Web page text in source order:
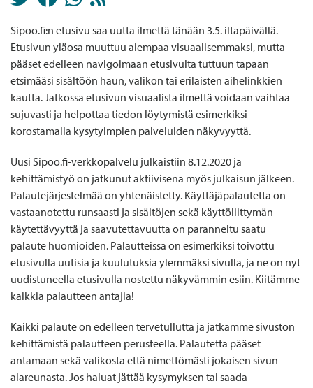
Sipoo.fi:n etusivu saa uutta ilmettä tänään 3.5. iltapäivällä.
Etusivun yläosa muuttuu aiempaa visuaalisemmaksi, mutta
pääset edelleen navigoimaan etusivulta tuttuun tapaan
etsimääsi sisältöön haun, valikon tai erilaisten aihelinkkien
kautta. Jatkossa etusivun visuaalista ilmettä voidaan vaihtaa
sujuvasti ja helpottaa tiedon löytymistä esimerkiksi
korostamalla kysytyimpien palveluiden näkyvyyttä.
Uusi Sipoo.fi-verkkopalvelu julkaistiin 8.12.2020 ja
kehittämistyö on jatkunut aktiivisena myös julkaisun jälkeen.
Palautejärjestelmää on yhtenäistetty. Käyttäjäpalautetta on
vastaanotettu runsaasti ja sisältöjen sekä käyttöliittymän
käytettävyyttä ja saavutettavuutta on paranneltu saatu
palaute huomioiden. Palautteissa on esimerkiksi toivottu
etusivulla uutisia ja kuulutuksia ylemmäksi sivulla, ja ne on nyt
uudistuneella etusivulla nostettu näkyvämmin esiin. Kiitämme
kaikkia palautteen antajia!
Kaikki palaute on edelleen tervetullutta ja jatkamme sivuston
kehittämistä palautteen perusteella. Palautetta pääset
antamaan sekä valikosta että nimettömästi jokaisen sivun
alareunasta. Jos haluat jättää kysymyksen tai saada